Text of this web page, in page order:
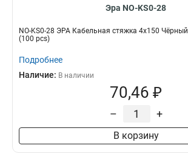
Эра NO-KS0-28
NO-KS0-28 ЭРА Кабельная стяжка 4х150
(100 pcs)
Подробнее
Наличие: В наличии
70,46 ₽
– +
В корзину